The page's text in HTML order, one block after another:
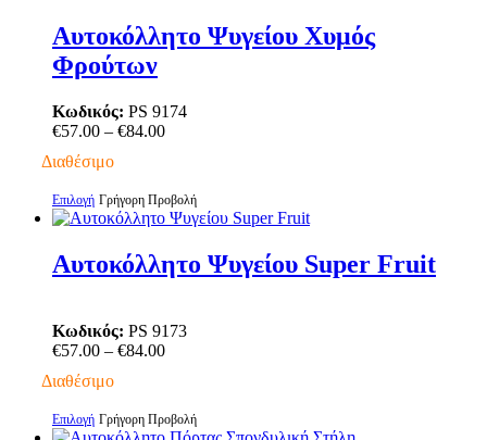
προϊόντος
πολλαπλές
παραλλαγές.
επιλογές
μπορούν
επιλεγούν
σελίδα
του
Αυτοκόλλητο Ψυγείου Χυμός
Φρούτων
Κωδικός: PS 9174
€57.00 – €84.00Price
€84.00
Διαθέσιμο
Επιλογή Αυτό
το
πολλαπλές
επιλογές
μπορούν
επιλεγούν
στη
σελίδα
Γρήγορη Προβολή
Αυτοκόλλητο Ψυγείου Super Fruit
Κωδικός: PS 9173
€57.00 – €84.00Price
€84.00
Διαθέσιμο
Επιλογή Αυτό
το
Γρήγορη Προβολή